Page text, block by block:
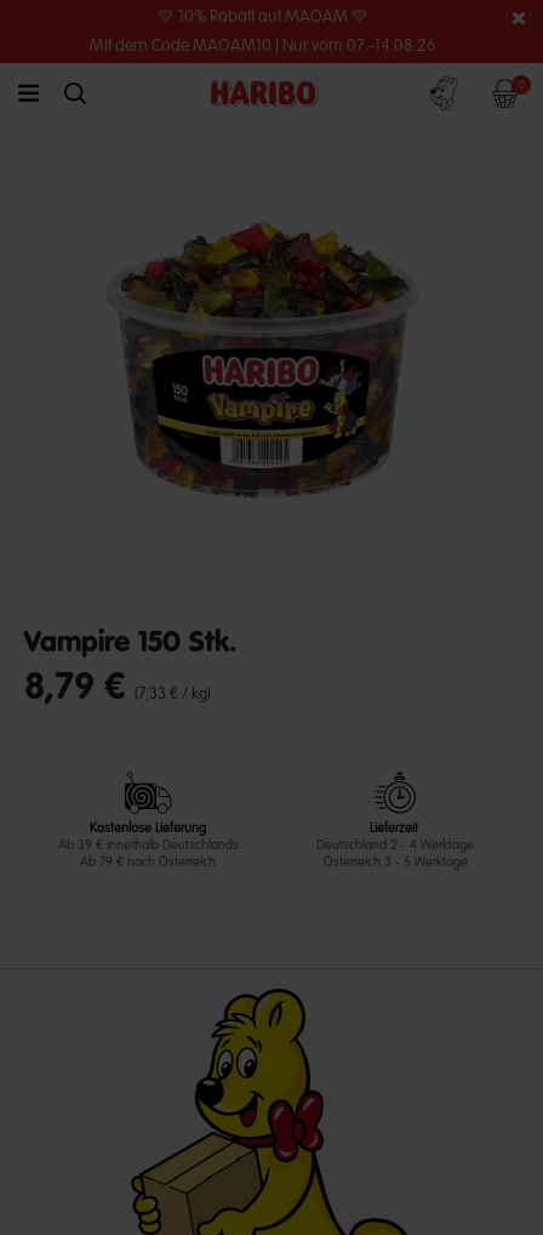
💛 10% Rabatt auf MAOAM 💛
Mit dem Code MAOAM10 | Nur vom 07.-14.08.26
link.header.menu.label
simplesearch.search.label
Konto 0
Vampire 150 Stk.
undefined out of 5 Customer Rating
8,79 € (7,33 € / kg)
Kostenlose Lieferung
Ab 39 € innerhalb Deutschlands
Ab 79 € nach Österreich
Lieferzeit
Deutschland 2 - 4 Werktage
Österreich 3 - 5 Werktage